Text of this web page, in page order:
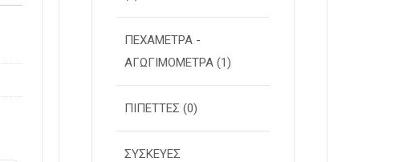
ΠΕΧΑΜΕΤΡΑ -
ΑΓΩΓΙΜΟΜΕΤΡΑ (1)
ΠΙΠΕΤΤΕΣ (0)
ΣΥΣΚΕΥΕΣ